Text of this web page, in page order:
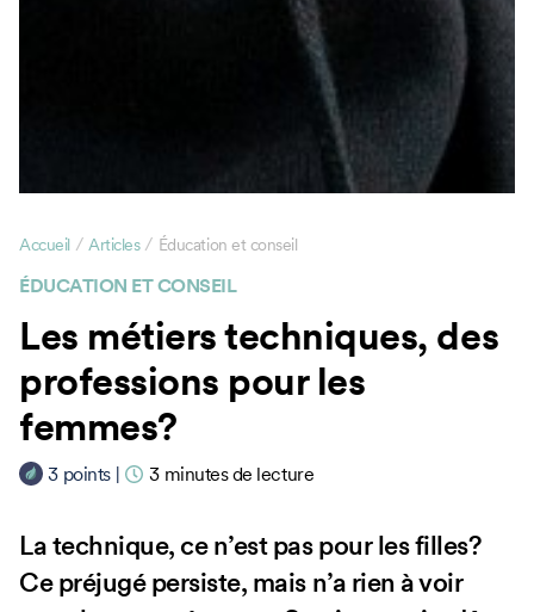
ÉDUCATION ET CONSEIL
Accueil / Articles / Éducation et conseil
Les métiers techniques, des
professions pour les
femmes?
3 points | 3 minutes de lecture
La technique, ce n’est pas pour les filles?
Ce préjugé persiste, mais n’a rien à voir